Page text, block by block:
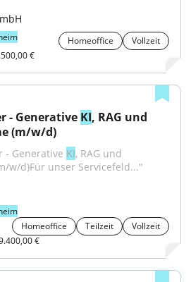
Homeoffice
Vollzeit
€
- Generative KI, RAG und
(m/w/d)
- Generative KI, RAG und
w/d)Für unser Servicefeld..."
Homeoffice
Teilzeit
Vollzeit
€